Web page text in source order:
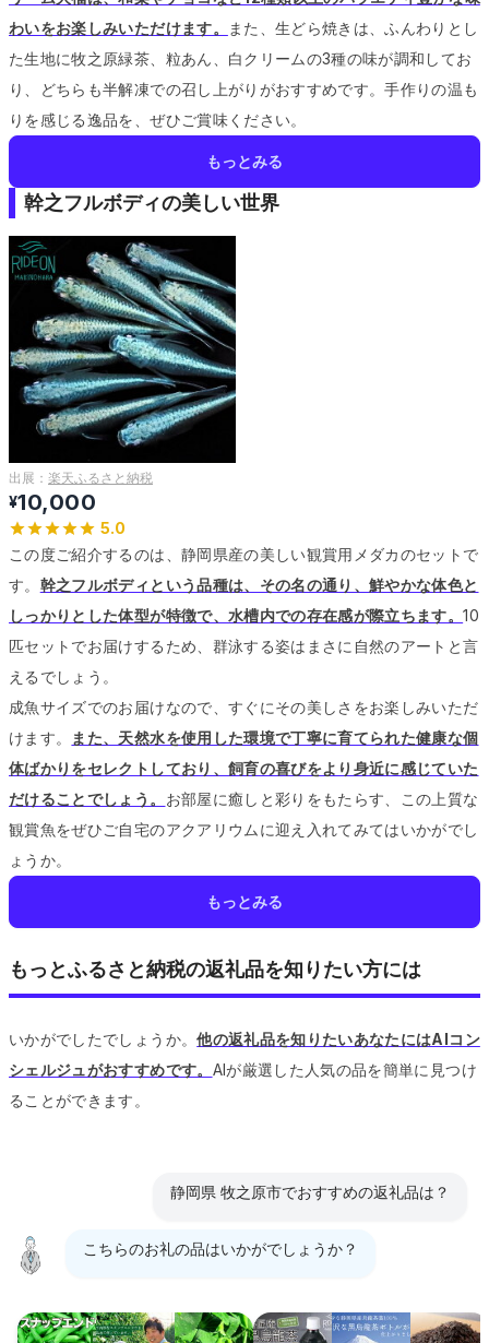
わいをお楽しみいただけます。
また、生どら焼きは、ふんわりとし
た生地に牧之原緑茶、粒あん、白クリームの3種の味が調和してお
り、どちらも半解凍での召し上がりがおすすめです。手作りの温も
りを感じる逸品を、ぜひご賞味ください。
もっとみる
幹之フルボディの美しい世界
出展： 楽天ふるさと納税
¥10,000
5.0
この度ご紹介するのは、静岡県産の美しい観賞用メダカのセットで
す。 幹之フルボディという品種は、その名の通り、鮮やかな体色と
しっかりとした体型が特徴で、水槽内での存在感が際立ちます。10
匹セットでお届けするため、群泳する姿はまさに自然のアートと言
えるでしょう。
成魚サイズでのお届けなので、すぐにその美しさをお楽しみいただ
けます。
また、天然水を使用した環境で丁寧に育てられた健康な個
体ばかりをセレクトしており、飼育の喜びをより身近に感じていた
だけることでしょう。 お部屋に癒しと彩りをもたらす、この上質な
観賞魚をぜひご自宅のアクアリウムに迎え入れてみてはいかがでし
ょうか。
もっとみる
もっとふるさと納税の返礼品を知りたい方には
いかがでしたでしょうか。他の返礼品を知りたいあなたにはAIコン
シェルジュがおすすめです。 AIが厳選した人気の品を簡単に見つけ
ることができます。
静岡県 牧之原市でおすすめの返礼品は？
こちらのお礼の品はいかがでしょうか？